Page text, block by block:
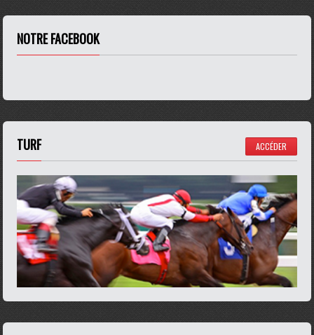
NOTRE FACEBOOK
TURF ACCÉDER